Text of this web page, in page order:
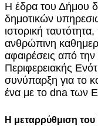
Η έδρα του Δήμου
δημοτικών
ιστορική
ανθρώπινη
αφαιρέσεις από
Περιφερειακής
συνύπαρξη για το
ένα με το dna των
Η μεταρρύθμιση του